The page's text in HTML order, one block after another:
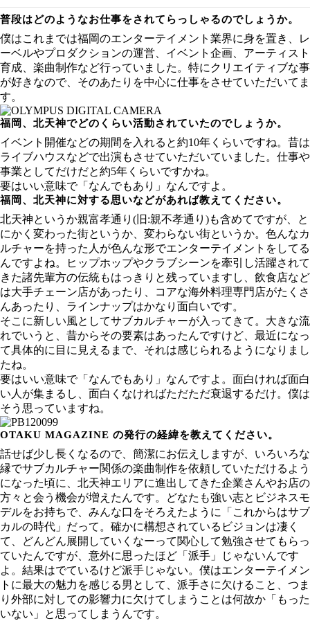
普段はどのようなお仕事をされてらっしゃるのでしょうか。
僕はこれまでは福岡のエンターテイメント業界に身を置き、レ
ーベルやプロダクションの運営、イベント企画、アーティスト
育成、楽曲制作など行っていました。特にクリエイティブな事
が好きなので、そのあたりを中心に仕事をさせていただいてま
す。
福岡、北天神でどのくらい活動されていたのでしょうか。
イベント開催などの期間を入れると約10年くらいですね。昔は
ライブハウスなどで出演もさせていただいていました。仕事や
事業としてだけだと約5年くらいですかね。
要はいい意味で「なんでもあり」なんですよ。
福岡、北天神に対する思いなどがあれば教えてください。
北天神というか親富孝通り(旧:親不孝通り)も含めてですが、と
にかく変わった街というか、変わらない街というか。色んなカ
ルチャーを持った人が色んな形でエンターテイメントをしてる
んですよね。ヒップホップやクラブシーンを牽引し活躍されて
きた諸先輩方の伝統もはっきりと残っていますし、飲食店など
は大手チェーン店があったり、コアな海外料理専門店がたくさ
んあったり、ラインナップはかなり面白いです。
そこに新しい風としてサブカルチャーが入ってきて。大きな流
れでいうと、昔からその要素はあったんですけど、最近になっ
て具体的に目に見えるまで、それは感じられるようになりまし
たね。
要はいい意味で「なんでもあり」なんですよ。面白ければ面白
い人が集まるし、面白くなければただただ衰退するだけ。僕は
そう思っていますね。
OTAKU MAGAZINE の発行の経緯を教えてください。
話せば少し長くなるので、簡潔にお伝えしますが、いろいろな
縁でサブカルチャー関係の楽曲制作を依頼していただけるよう
になった頃に、北天神エリアに進出してきた企業さんやお店の
方々と会う機会が増えたんです。どなたも強い志とビジネスモ
デルをお持ちで、みんな口をそろえたように「これからはサブ
カルの時代」だって。確かに構想されているビジョンは凄く
て、どんどん展開していくなーって関心して勉強させてもらっ
ていたんですが、意外に思ったほど「派手」じゃないんです
よ。結果はでているけど派手じゃない。僕はエンターテイメン
トに最大の魅力を感じる男として、派手さに欠けること、つま
り外部に対しての影響力に欠けてしまうことは何故か「もった
いない」と思ってしまうんです。